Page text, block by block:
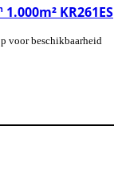
KR261ES
voor beschikbaarheid